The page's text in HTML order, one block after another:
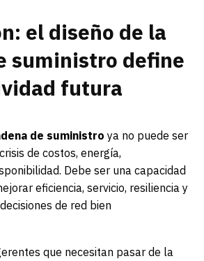
el diseño de la
suministro define
futura
de suministro ya no puede ser
de costos, energía,
Debe ser una capacidad
eficiencia, servicio, resiliencia y
de red bien
que necesitan pasar de la